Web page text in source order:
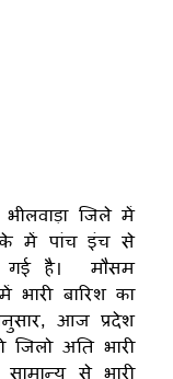
जिले में
में पांच इंच से
गई है। मौसम
बारिश का
आज प्रदेश
जिलो अति भारी
से भारी